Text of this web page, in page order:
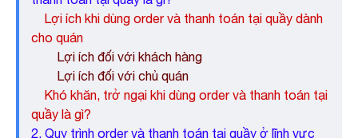
Lợi ích khi dùng order và thanh toán tại quầy dành
cho quán
Lợi ích đối với khách hàng
Lợi ích đối với chủ quán
Khó khăn, trở ngại khi dùng order và thanh toán tại
quầy là gì?
2. Quy trình order và thanh toán tại quầy ở lĩnh vực